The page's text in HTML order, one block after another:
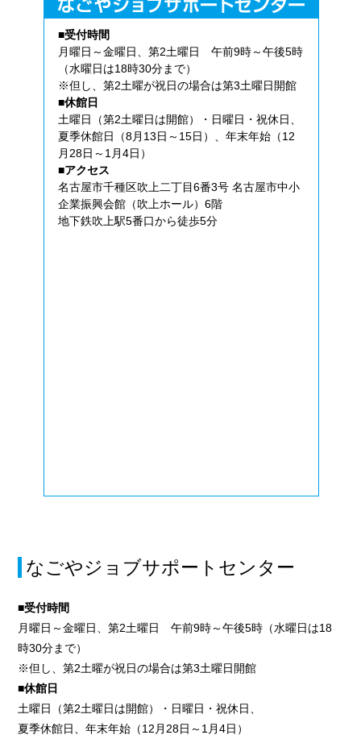
■受付時間
月曜日～金曜日、第2土曜日 午前9時～午後5時
（水曜日は18時30分まで）
※但し、第2土曜が祝日の場合は第3土曜日開館
■休館日
土曜日（第2土曜日は開館）・日曜日・祝休日、
夏季休館日（8月13日～15日）、年末年始（12
月28日～1月4日）
■アクセス
名古屋市千種区吹上二丁目6番3号 名古屋市中小
企業振興会館（吹上ホール）6階
地下鉄吹上駅5番口から徒歩5分
なごやジョブサポートセンター
■受付時間
月曜日～金曜日、第2土曜日 午前9時～午後5時（水曜日は18
時30分まで）
※但し、第2土曜が祝日の場合は第3土曜日開館
■休館日
土曜日（第2土曜日は開館）・日曜日・祝休日、
夏季休館日、年末年始（12月28日～1月4日）